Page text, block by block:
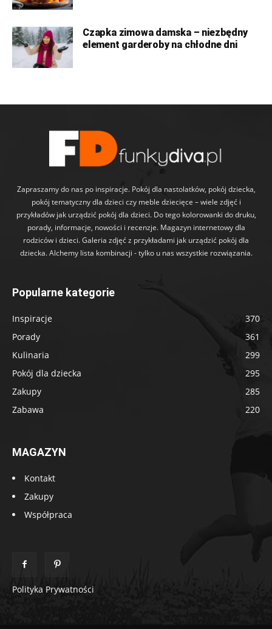
Czapka zimowa damska – niezbędny
element garderoby na chłodne dni
Zapraszamy do nas po inspiracje. Pokój dla nastolatków, pokój dziecka,
pokój tematyczny dla dzieci czy meble dziecięce – wiele zdjęć i
przykładów jak urządzić pokój dla dzieci. Do tego kolorowanki do druku,
porady, informacje, nowości i recenzje. Magazyn internetowy dla
rodziców i dzieci. Galeria zdjęć z przykładami jak urządzić pokój dla
dziecka. Alchemy lista kombinacji - tylko u nas wszystkie rozwiązania.
Popularne kategorie
Inspiracje
370
Porady
361
Kulinaria
299
Pokój dla dziecka
295
Zakupy
285
Zabawa
220
MAGAZYN
Kontakt
Zakupy
Współpraca
Polityka Prywatności